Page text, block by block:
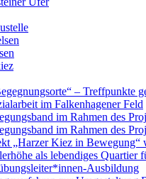
– Treffpunkte
im Falkenhagener Feld
im Rahmen des
im Rahmen des
„Harzer Kiez in Bewegung“
als lebendiges Quartier
Ausbildung